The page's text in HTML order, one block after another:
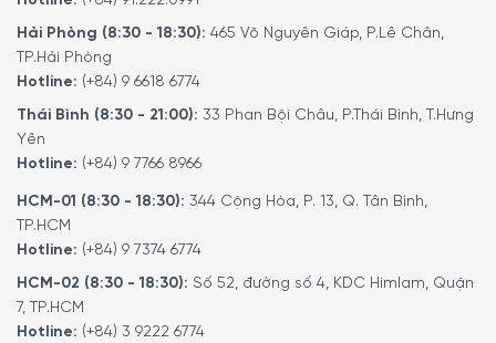
Hải Phòng (8:30 - 18:30): 465 Võ Nguyên Giáp, P.Lê Chân,
TP.Hải Phòng
Hotline: (+84) 9 6618 6774
Thái Bình (8:30 - 21:00): 33 Phan Bội Châu, P.Thái Bình, T.Hưng
Yên
Hotline: (+84) 9 7766 8966
HCM-01 (8:30 - 18:30): 344 Cộng Hòa, P. 13, Q. Tân Bình,
TP.HCM
Hotline: (+84) 9 7374 6774
HCM-02 (8:30 - 18:30): Số 52, đường số 4, KDC Himlam, Quận
7, TP.HCM
Hotline: (+84) 3 9222 6774